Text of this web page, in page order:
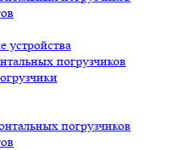
устройства
погрузчиков
погрузчиков